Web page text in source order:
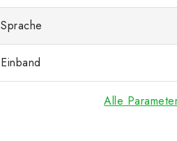
Sprache
Einband
Alle